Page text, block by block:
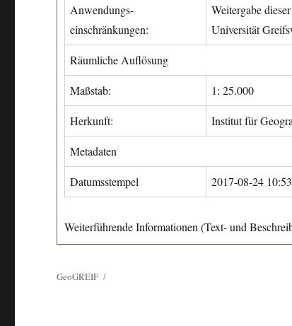
Anwendungs-
einschränkungen:
Weitergabe
Universität
Räumliche Auflösung
Maßstab: 1: 25.000
Herkunft: Institut für
Metadaten
Datumsstempel 2017-08-24
Weiterführende Informationen (Text- und
GeoGREIF